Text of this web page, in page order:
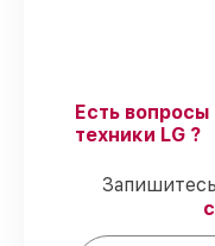
работ и
машин LG
гарантия.
Есть
техники LG ?